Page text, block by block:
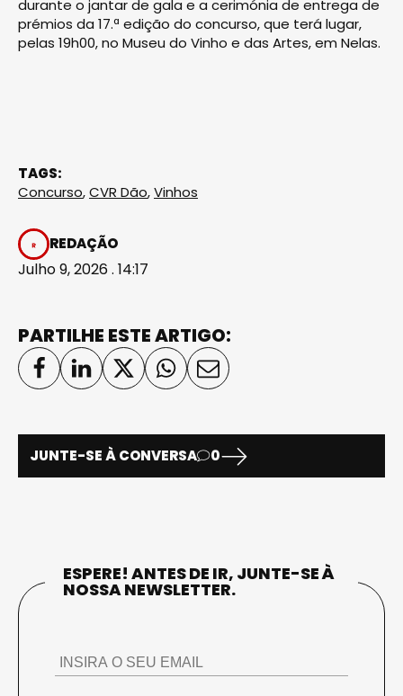
durante o jantar de gala e a cerimónia de entrega de
prémios da 17.ª edição do concurso, que terá lugar,
pelas 19h00, no Museu do Vinho e das Artes, em Nelas.
TAGS:
Concurso,CVR Dão,Vinhos
REDAÇÃO
Julho 9, 2026 . 14:17
PARTILHE ESTE ARTIGO:
JUNTE-SE À CONVERSA 0
ESPERE! ANTES DE IR, JUNTE-SE À
NOSSA NEWSLETTER.